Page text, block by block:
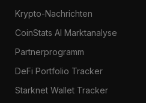
Krypto-Nachrichten
CoinStats AI Marktanalyse
Partnerprogramm
DeFi Portfolio Tracker
Starknet Wallet Tracker